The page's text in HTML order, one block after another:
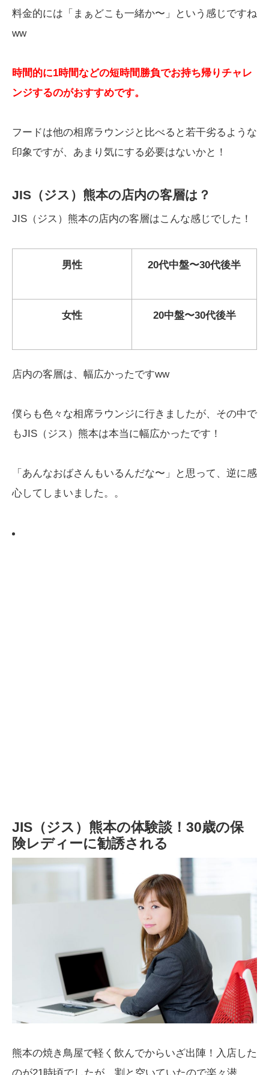
料金的には「まぁどこも一緒か〜」という感じですね
ww
時間的に1時間などの短時間勝負でお持ち帰りチャレ
ンジするのがおすすめです。
フードは他の相席ラウンジと比べると若干劣るような
印象ですが、あまり気にする必要はないかと！
JIS（ジス）熊本の店内の客層は？
JIS（ジス）熊本の店内の客層はこんな感じでした！
男性 20代中盤〜30代後半
女性 20中盤〜30代後半
店内の客層は、幅広かったですww
僕らも色々な相席ラウンジに行きましたが、その中で
もJIS（ジス）熊本は本当に幅広かったです！
「あんなおばさんもいるんだな〜」と思って、逆に感
心してしまいました。。
JIS（ジス）熊本の体験談！30歳の保
険レディーに勧誘される
熊本の焼き鳥屋で軽く飲んでからいざ出陣！入店した
のが21時頃でしたが、割と空いていたので楽々潜